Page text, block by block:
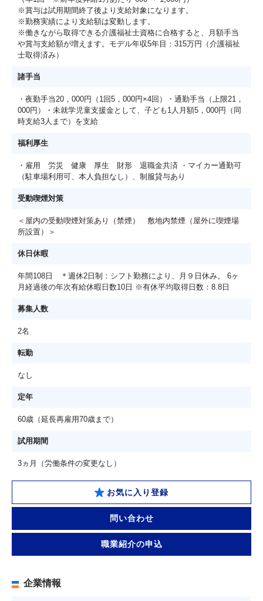
※賞与は試用期間終了後より支給対象になります。
※勤務実績により支給額は変動します。
※働きながら取得できる介護福祉士資格に合格すると、月額手当
や賞与支給額が増えます。モデル年収5年目：315万円（介護福祉
士取得済み）
諸手当
・夜勤手当20，000円（1回5，000円×4回）・通勤手当（上限21，
000円）・未就学児童支援金として、子ども1人月額5，000円（同
時支給3人まで）を支給
福利厚生
・雇用 労災 健康 厚生 財形 退職金共済 ・マイカー通勤可
（駐車場利用可、本人負担なし）、制服貸与あり
受動喫煙対策
＜屋内の受動喫煙対策あり（禁煙） 敷地内禁煙（屋外に喫煙場
所設置）＞
休日休暇
年間108日 ＊週休2日制：シフト勤務により、月９日休み。 6ヶ
月経過後の年次有給休暇日数10日 ※有休平均取得日数：8.8日
募集人数
2名
転勤
なし
定年
60歳（延長再雇用70歳まで）
試用期間
3ヵ月（労働条件の変更なし）
お気に入り登録
問い合わせ
職業紹介の申込
企業情報